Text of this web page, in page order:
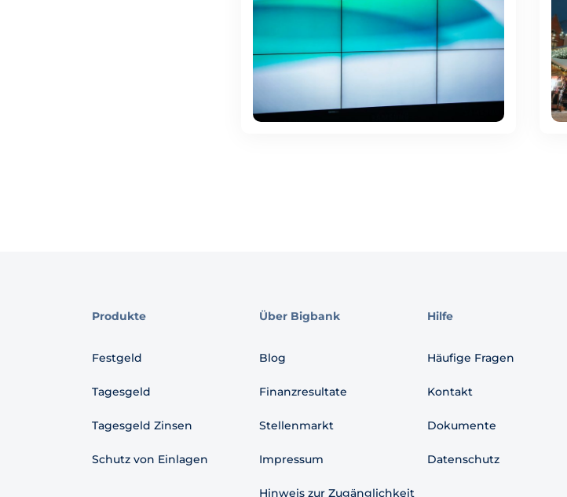
Produkte
Festgeld
Tagesgeld
Tagesgeld Zinsen
Schutz von Einlagen
Über Bigbank
Blog
Finanzresultate
Stellenmarkt
Impressum
Hinweis zur Zugänglichkeit
Hilfe
Häufige Fragen
Kontakt
Dokumente
Datenschutz